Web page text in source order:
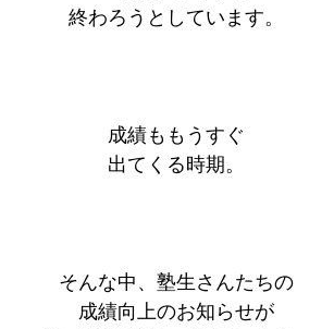
終わろうとしています。
成績ももうすぐ
出てくる時期。
そんな中、塾生さんたちの
成績向上のお知らせが